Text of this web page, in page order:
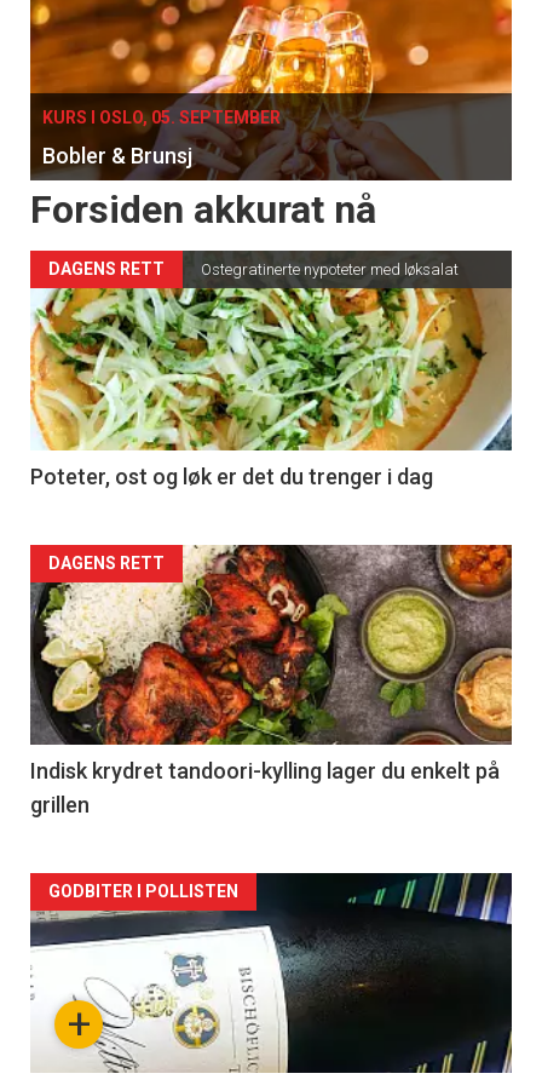
KURS I OSLO, 05. SEPTEMBER
Bobler & Brunsj
Forsiden akkurat nå
DAGENS RETT Ostegratinerte nypoteter med løksalat
Poteter, ost og løk er det du trenger i dag
Forsiden
akkurat
nå
-
2
DAGENS RETT
Indisk krydret tandoori-kylling lager du enkelt på
grillen
Forsiden
akkurat
nå+
GODBITER I POLLISTEN